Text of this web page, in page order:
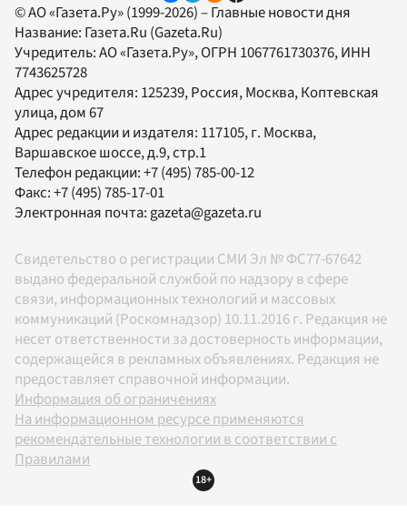
© АО «Газета.Ру» (1999-2026) – Главные новости дня
Название: Газета.Ru (Gazeta.Ru)
Учредитель:АО «Газета.Ру», ОГРН 1067761730376, ИНН
7743625728
Адрес учредителя: 125239, Россия, Москва, Коптевская
улица, дом 67
Адрес редакции и издателя: 117105, г. Москва,
Варшавское шоссе, д.9, стр.1
Телефон редакции:+7 (495) 785-00-12
Факс:+7 (495) 785-17-01
Электронная почта: gazeta@gazeta.ru
Свидетельство о регистрации СМИ Эл № ФС77-67642
выдано федеральной службой по надзору в сфере
связи, информационных технологий и массовых
коммуникаций (Роскомнадзор) 10.11.2016 г. Редакция не
несет ответственности за достоверность информации,
содержащейся в рекламных объявлениях. Редакция не
предоставляет справочной информации.
Информация об ограничениях
На информационном ресурсе применяются
рекомендательные технологии в соответствии с
Правилами
18+